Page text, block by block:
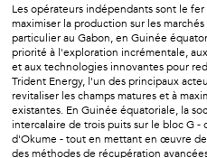
Les opérateurs indépendants sont le
maximiser la production sur les
particulier au Gabon, en Guinée
priorité à l'exploration incrémentale,
et aux technologies innovantes pour
Trident Energy, l'un des principaux
revitaliser les champs matures et à
existantes. En Guinée équatoriale, la
intercalaire de trois puits sur le bloc G
d'Okume - tout en mettant en œuvre
des méthodes de récupération